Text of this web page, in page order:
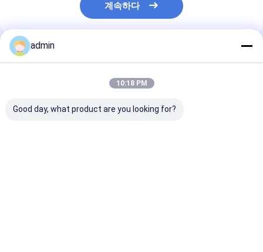
계속하다
추천된 제품
admin
10:18 PM
Good day, what product are you looking for?